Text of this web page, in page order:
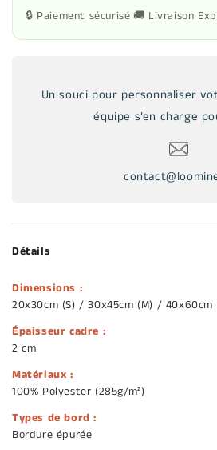
🔒 Paiement sécurisé 🚚 Livraison
Un souci pour personnaliser
équipe s’en charge
Détails
Dimensions :
20x30cm (S) / 30x45cm (M) / 40x60cm
Épaisseur cadre :
2 cm
Matériaux :
100% Polyester (285g/m²)
Types de bord :
Bordure épurée